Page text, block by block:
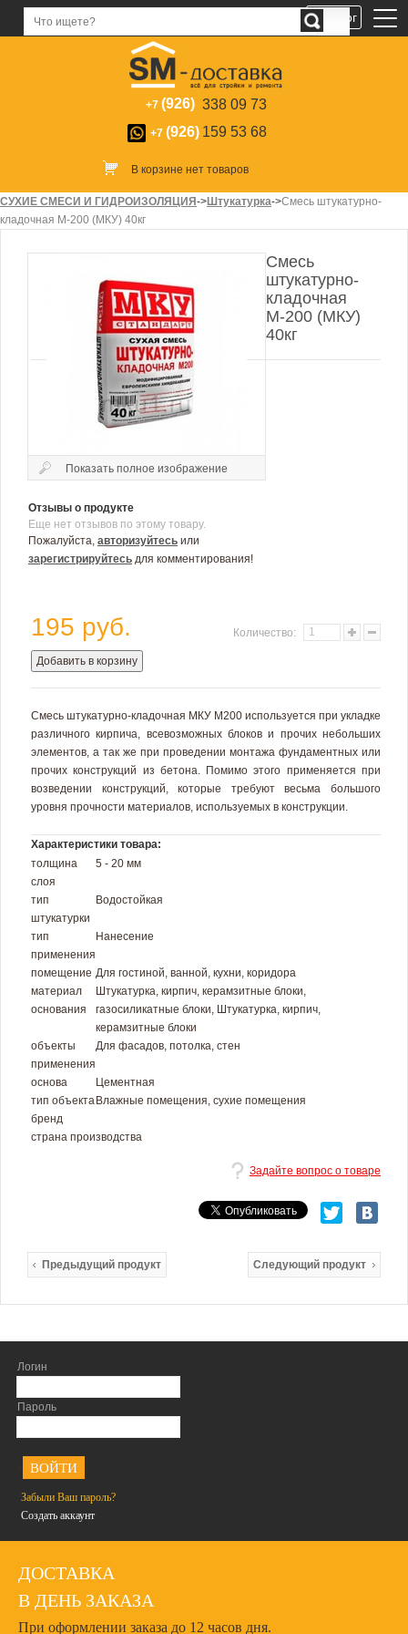
+7 (926) 338 09 73
+7 (926) 159 53 68
В корзине нет товаров
Логин
Пароль
Забыли Ваш пароль?
Создать аккаунт
ДОСТАВКА
В ДЕНЬ ЗАКАЗА
При оформлении заказа до 12 часов дня.
СУХИЕ СМЕСИ И ГИДРОИЗОЛЯЦИЯ->Штукатурка->Смесь штукатурно-
кладочная М-200 (МКУ) 40кг
Показать полное изображение
Отзывы о продукте
Еще нет отзывов по этому товару.
Пожалуйста, авторизуйтесь или
зарегистрируйтесь для комментирования!
Смесь
штукатурно-
кладочная
М-200 (МКУ)
40кг
195 руб. Количество:
Добавить в корзину
Смесь штукатурно-кладочная МКУ М200 используется при укладке
различного кирпича, всевозможных блоков и прочих небольших
элементов, а так же при проведении монтажа фундаментных или
прочих конструкций из бетона. Помимо этого применяется при
возведении конструкций, которые требуют весьма большого
уровня прочности материалов, используемых в конструкции.
Характеристики товара:
толщина
слоя
5 - 20 мм
тип
штукатурки
Водостойкая
тип
применения
Нанесение
помещение Для гостиной, ванной, кухни, коридора
материал
основания
Штукатурка, кирпич, керамзитные блоки,
газосиликатные блоки, Штукатурка, кирпич,
керамзитные блоки
объекты
применения
Для фасадов, потолка, стен
основа
Цементная
тип объектаВлажные помещения, сухие помещения
бренд
страна производства
Задайте вопрос о товаре
Предыдущий продукт Следующий продукт
Каталог